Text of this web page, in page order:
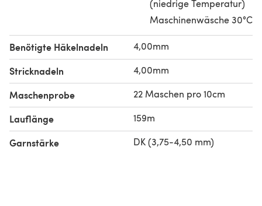
(niedrige Temperatur)
Maschinenwäsche 30°C
Benötigte Häkelnadeln 4,00mm
Stricknadeln 4,00mm
Maschenprobe 22 Maschen pro 10cm
Lauflänge 159m
Garnstärke DK (3,75-4,50 mm)